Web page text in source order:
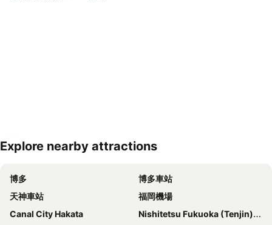
展開地圖
Explore nearby attractions
博多
博多車站
天神車站
福岡機場
Canal City Hakata
Nishitetsu Fukuoka (Tenjin) Station